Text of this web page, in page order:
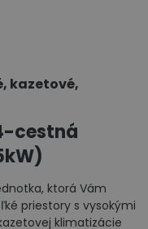
kazetové,
cestná
ktorá Vám
priestory s vysokými
klimatizácie